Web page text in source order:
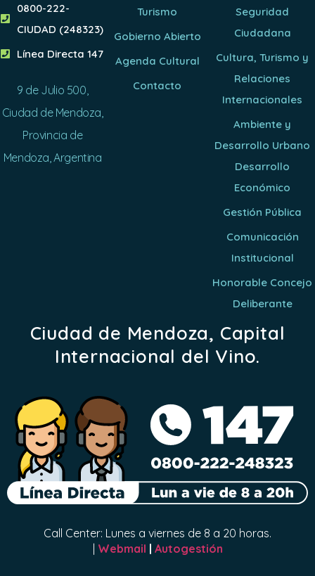
0800-222-
CIUDAD (248323)
Línea Directa 147
9 de Julio 500,
Ciudad de Mendoza,
Provincia de
Mendoza, Argentina
Turismo
Gobierno Abierto
Agenda Cultural
Contacto
Seguridad
Ciudadana
Cultura, Turismo y
Relaciones
Internacionales
Ambiente y
Desarrollo Urbano
Desarrollo
Económico
Gestión Pública
Comunicación
Institucional
Honorable Concejo
Deliberante
Ciudad de Mendoza, Capital
Internacional del Vino.
Call Center: Lunes a viernes de 8 a 20 horas.
| Webmail | Autogestión